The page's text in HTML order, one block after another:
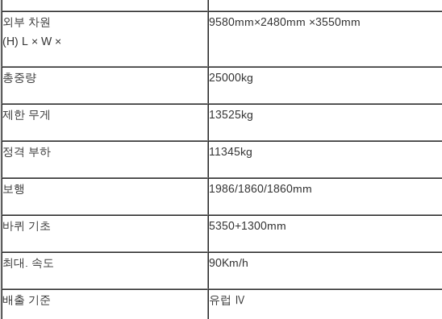
외부 차원
(H) L × W ×
9580mm×2480mm ×3550mm
총중량 25000kg
제한 무게 13525kg
정격 부하 11345kg
보행 1986/1860/1860mm
바퀴 기초 5350+1300mm
최대. 속도 90Km/h
배출 기준 유럽 Ⅳ